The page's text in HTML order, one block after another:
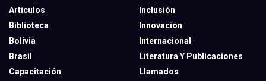
Artículos
Biblioteca
Bolivia
Brasil
Capacitación
Inclusión
Innovación
Internacional
Literatura Y Publicaciones
Llamados